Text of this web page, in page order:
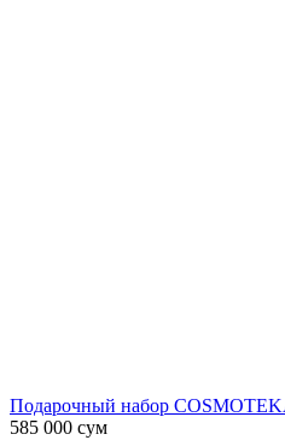
Подарочный набор
585 000 сум